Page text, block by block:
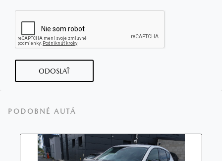
ODOSLAŤ
PODOBNÉ AUTÁ